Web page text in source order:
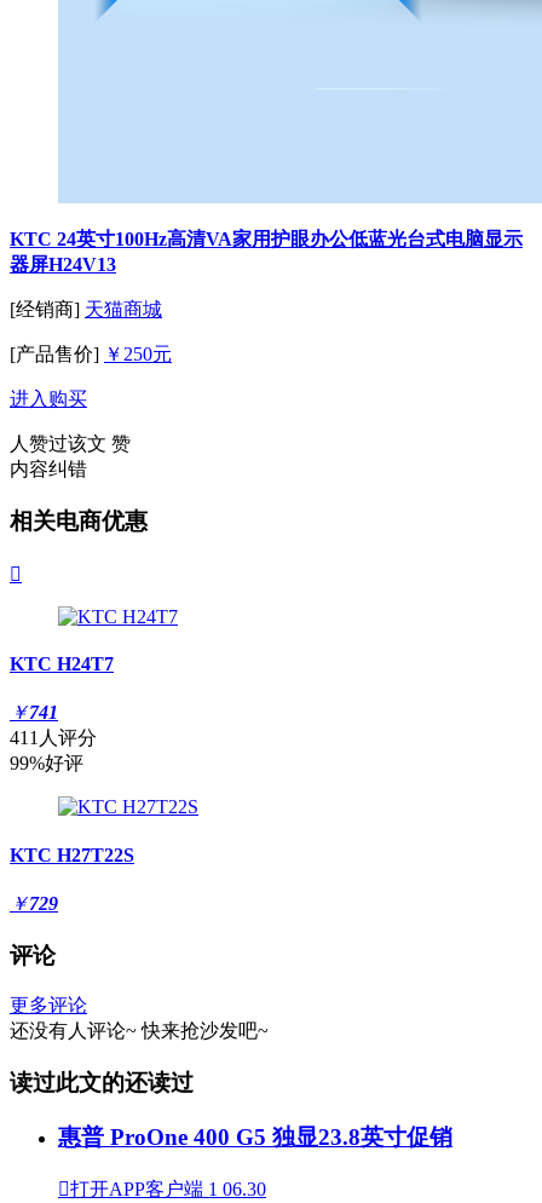
KTC 24英寸100Hz高清VA家用护眼办公低蓝光台式电脑显示
器屏H24V13
[经销商] 天猫商城
[产品售价] ￥250元
进入购买
人赞过该文 赞
内容纠错
相关电商优惠

KTC H24T7
￥741
411人评分
99%好评
KTC H27T22S
￥729
评论
更多评论
还没有人评论~ 快来抢沙发吧~
读过此文的还读过
惠普 ProOne 400 G5 独显23.8英寸促销
打开APP客户端 1 06.30